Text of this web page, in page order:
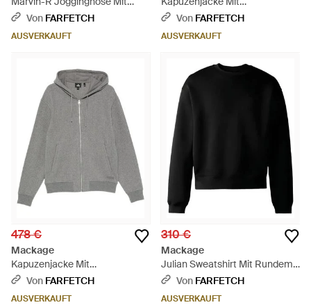
Logo-Patch - Weiß
Von FARFETCH
AUSVERKAUFT
Nadelstreifen - Blau
Von FARFETCH
AUSVERKAUFT
478 €
Mackage
Kapuzenjacke Mit
Nadelstreifen - Grau
Von FARFETCH
AUSVERKAUFT
310 €
Mackage
Julian Sweatshirt Mit Rundem
Ausschnitt - Schwarz
Von FARFETCH
AUSVERKAUFT